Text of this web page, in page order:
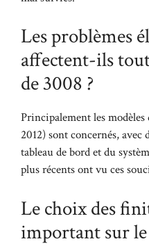
Les problèmes
affectent-ils
de 3008 ?
Principalement les
2012) sont concernés,
tableau de bord et du
plus récents ont vu ces
Le choix des
important sur le